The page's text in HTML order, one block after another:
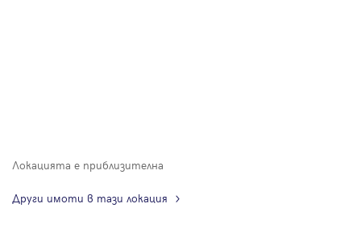
Локацията е приблизителна
Други имоти в тази локация